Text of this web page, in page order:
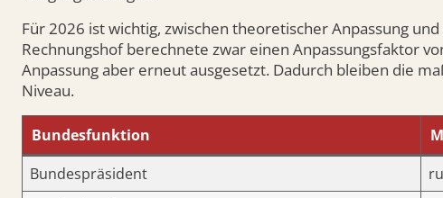
Für 2026 ist wichtig, zwischen theoretischer Anpassung
Rechnungshof berechnete zwar einen Anpassungsfaktor
Anpassung aber erneut ausgesetzt. Dadurch bleiben die
Niveau.
Bundesfunktion
Bundespräsident